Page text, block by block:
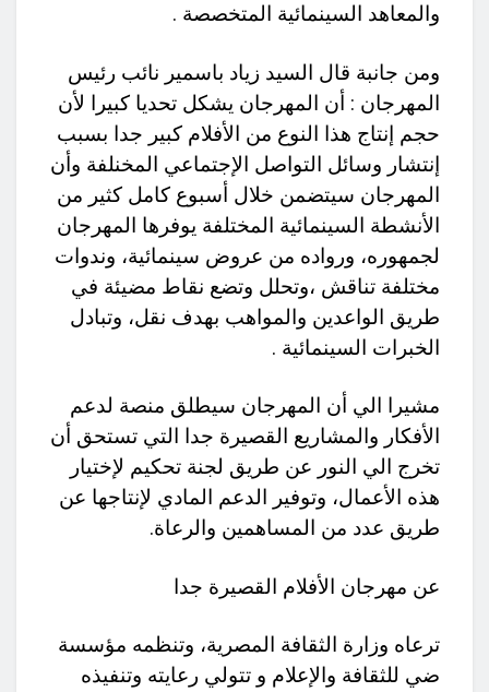
والمعاهد السينمائية المتخصصة .
ومن جانبة قال السيد زياد باسمير نائب رئيس
المهرجان : أن المهرجان يشكل تحديا كبيرا لأن
حجم إنتاج هذا النوع من الأفلام كبير جدا بسبب
إنتشار وسائل التواصل الإجتماعي المخنلفة وأن
المهرجان سيتضمن خلال أسبوع كامل كثير من
الأنشطة السينمائية المختلفة يوفرها المهرجان
لجمهوره، ورواده من عروض سينمائية، وندوات
مختلفة تناقش ،وتحلل وتضع نقاط مضيئة في
طريق الواعدين والمواهب بهدف نقل، وتبادل
الخبرات السينمائية .
مشيرا الي أن المهرجان سيطلق منصة لدعم
الأفكار والمشاريع القصيرة جدا التي تستحق أن
تخرج الي النور عن طريق لجنة تحكيم لإختيار
هذه الأعمال، وتوفير الدعم المادي لإنتاجها عن
طريق عدد من المساهمين والرعاة.
عن مهرجان الأفلام القصيرة جدا
ترعاه وزارة الثقافة المصرية، وتنظمه مؤسسة
ضي للثقافة والإعلام و تتولي رعايته وتنفيذه